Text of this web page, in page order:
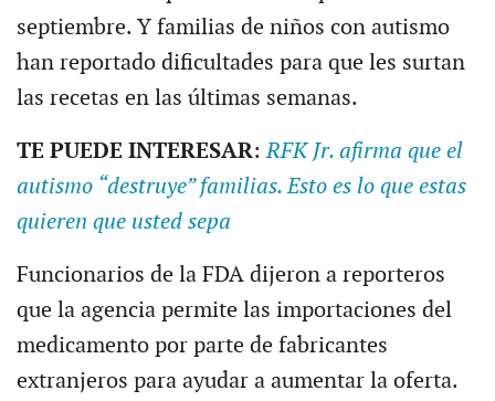
septiembre. Y familias de niños con autismo
han reportado dificultades para que les surtan
las recetas en las últimas semanas.
TE PUEDE INTERESAR:RFK Jr. afirma que el
autismo “destruye” familias. Esto es lo que estas
quieren que usted sepa
Funcionarios de la FDA dijeron a reporteros
que la agencia permite las importaciones del
medicamento por parte de fabricantes
extranjeros para ayudar a aumentar la oferta.